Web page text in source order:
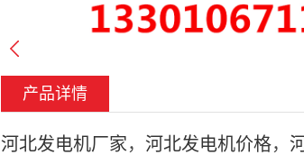
产品详情
河北发电机厂家， 河北发电机价格，